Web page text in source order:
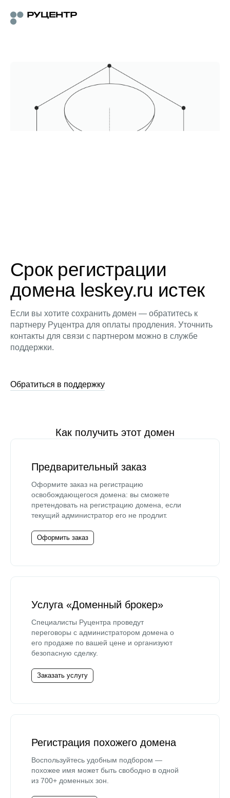
Срок регистрации
домена leskey.ru истек
Если вы хотите сохранить домен — обратитесь к
партнеру Руцентра для оплаты продления. Уточнить
контакты для связи с партнером можно в службе
поддержки.
Обратиться в поддержку
Как получить этот домен
Предварительный заказ
Оформите заказ на регистрацию
освобождающегося домена: вы сможете
претендовать на регистрацию домена, если
текущий администратор его не продлит.
Оформить заказ
Услуга «Доменный брокер»
Специалисты Руцентра проведут
переговоры с администратором домена о
его продаже по вашей цене и организуют
безопасную сделку.
Заказать услугу
Регистрация похожего домена
Воспользуйтесь удобным подбором —
похожее имя может быть свободно в одной
из 700+ доменных зон.